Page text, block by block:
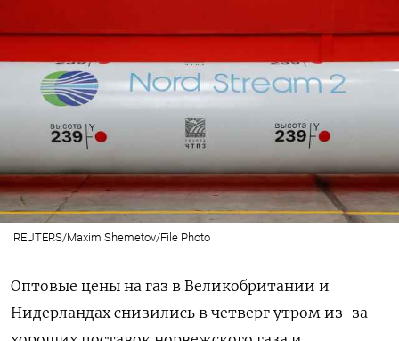
REUTERS/Maxim Shemetov/File Photo
Оптовые цены на газ в Великобритании и
Нидерландах снизились в четверг утром из-за